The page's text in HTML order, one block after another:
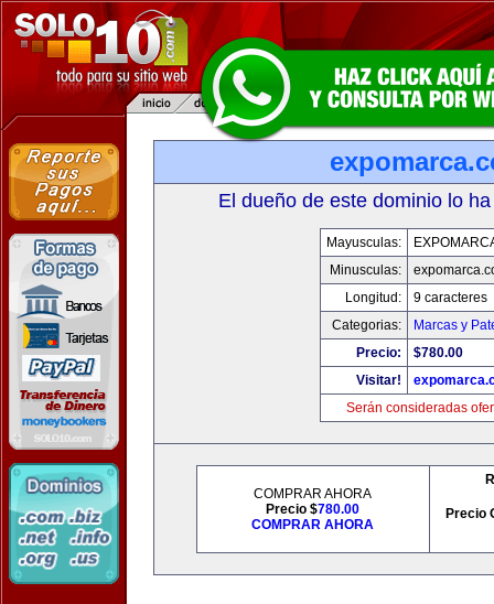
El dueño de este dominio lo
Mayusculas:
Minusculas:
Longitud:
9 caracteres
Categorias:
Marcas y
Precio:
$780.00
Visitar!
Serán consideradas
COMPRAR AHORA
Precio $780.00
COMPRAR AHORA
Precio